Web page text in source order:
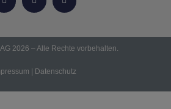
2026 – Alle Rechte vorbehalten.
| Datenschutz